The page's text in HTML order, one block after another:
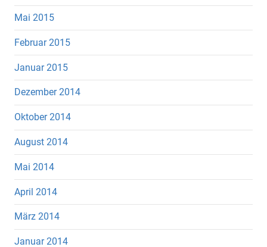
Mai 2015
Februar 2015
Januar 2015
Dezember 2014
Oktober 2014
August 2014
Mai 2014
April 2014
März 2014
Januar 2014